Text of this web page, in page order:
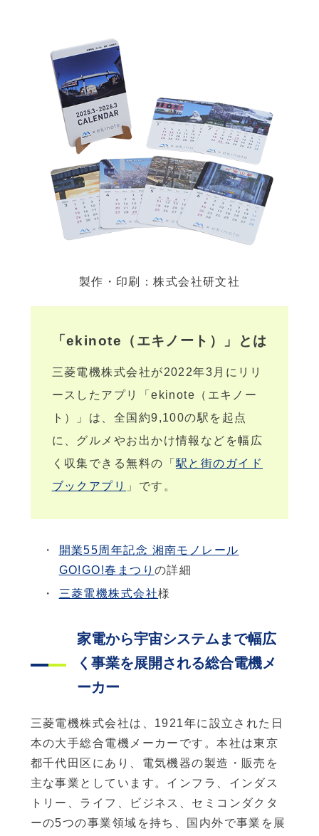
製作・印刷：株式会社研文社
「ekinote（エキノート）」とは
三菱電機株式会社が2022年3月にリリ
ースしたアプリ「ekinote（エキノー
ト）」は、全国約9,100の駅を起点
に、グルメやお出かけ情報などを幅広
く収集できる無料の「 駅と街のガイド
ブックアプリ
」です。
開業55周年記念 湘南モノレール
GO!GO!春まつり の詳細
三菱電機株式会社様
家電から宇宙システムまで幅広
く事業を展開される総合電機メ
ーカー
三菱電機株式会社は、1921年に設立された日
本の大手総合電機メーカーです。本社は東京
都千代田区にあり、電気機器の製造・販売を
主な事業としています。インフラ、インダス
トリー、ライフ、ビジネス、セミコンダクタ
ーの5つの事業領域を持ち、国内外で事業を展